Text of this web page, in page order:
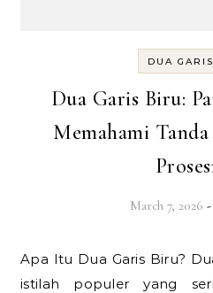
DUA
Dua Garis Biru:
Memahami
March 7, 2026
Apa Itu Dua Garis Biru? Dua garis biru merupakan
istilah populer yang